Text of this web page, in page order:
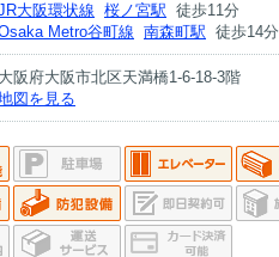
大阪環状線 桜ノ宮駅 徒歩11分
Metro谷町線
南森町駅 徒歩14分
大阪府大阪市北区天満橋1-6-18-3階
図を見る